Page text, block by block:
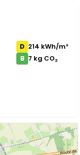
D 214 kWh/m²
B 7 kg CO₂